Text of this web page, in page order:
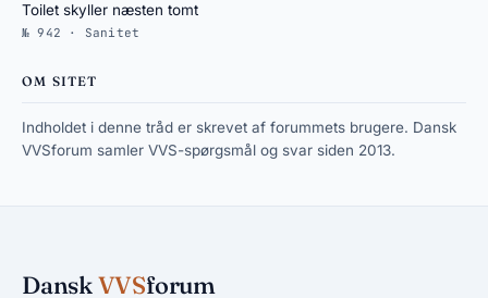
Toilet skyller næsten tomt
№ 942 · Sanitet
OM SITET
Indholdet i denne tråd er skrevet af forummets brugere. Dansk
VVSforum samler VVS-spørgsmål og svar siden 2013.
DanskVVSforum